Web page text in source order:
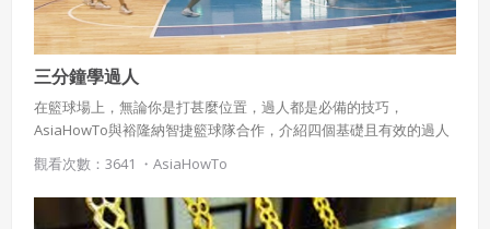
年節喜慶的氣氛，給人熱鬧歡樂的感覺。 藝術與人文 國中1上賴傳
鑑／春光鯉影／臺北市立美術館藏賴傳鑑〈春光鯉影〉，以白色統
合畫面，片斷平塗的漸層色塊，使構圖穩定扎實。 藝術與人文 國中
1上畢卡索〈盲者的晚餐〉，以藍色色調表現畫中主角的悲苦與窮
困。畢卡索／盲者的晚餐／美國紐約大都會美術館藏馬諦斯／紅色
的和諧／俄羅斯聖彼得堡艾爾米塔齊美術館藏紅色系與綠色系在強
巨細靡遺的表現飽滿、堅硬、平順、光滑等質感。顧重光／靜物／
臺北市立美術館藏質感 質感是指物體材質的感覺。木材、玻璃、金
屬、毛料等物體，在表面上有獨特的光澤、紋理、色彩，讓人產生
三分鐘學過人
在籃球場上，無論你是打甚麼位置，過人都是必備的技巧，
AsiaHowTo與裕隆納智捷籃球隊合作，介紹四個基礎且有效的過人
動作，用最清楚精簡的介紹，讓您在最短的時間掌握過人的技巧。
觀看次數：3641 ・ AsiaHowTo